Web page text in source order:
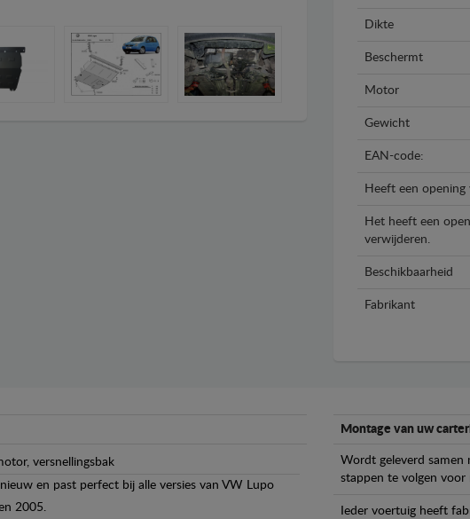
Dikte
Beschermt
Motor
Gewicht
EAN-code:
Heeft een opening
Het heeft een
verwijderen.
Beschikbaarheid
Fabrikant
versnellingsbak
en past perfect bij alle versies van VW Lupo
2005.
Montage van uw
Wordt geleverd samen
stappen te volgen voor
Ieder voertuig heeft